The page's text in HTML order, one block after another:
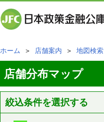
ホーム ＞ 店舗案内 ＞ 地図検索
店舗分布マップ
絞込条件を選択する